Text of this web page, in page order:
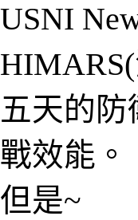
USNI
HIMARS(
五天的
戰效能。
但是~